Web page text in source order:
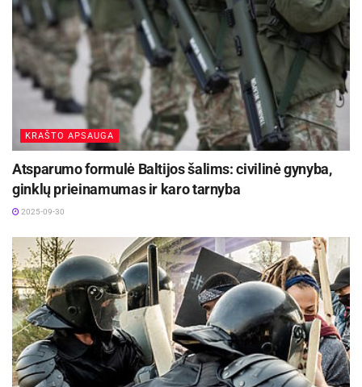
klausimą su vaikais, mokytojai – su moksleiviais
ir t.t.
KRAŠTO APSAUGA
Atsparumo formulė Baltijos šalims: civilinė gynyba,
ginklų prieinamumas ir karo tarnyba
2025-09-30